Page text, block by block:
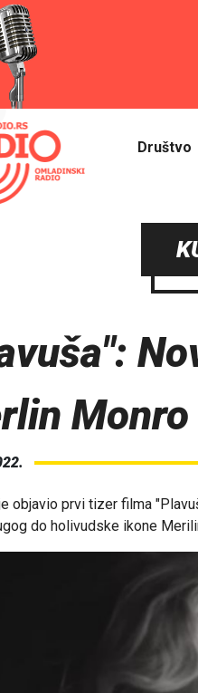
Društvo
Monro
objavio prvi tizer filma
do holivudske ikone